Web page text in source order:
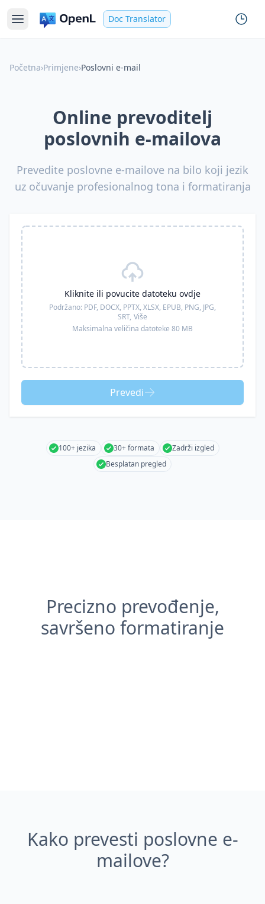
Doc Translator
Početna›Primjene›Poslovni e-mail
Online prevoditelj
poslovnih e-mailova
Prevedite poslovne e-mailove na bilo koji jezik
uz očuvanje profesionalnog tona i formatiranja
Kliknite ili povucite datoteku ovdje
Podržano: PDF, DOCX, PPTX, XLSX, EPUB, PNG, JPG,
SRT, Više
Maksimalna veličina datoteke 80 MB
Prevedi
100+ jezika 30+ formata
Zadrži izgled
Besplatan pregled
Precizno prevođenje,
savršeno formatiranje
Kako prevesti poslovne e-
mailove?